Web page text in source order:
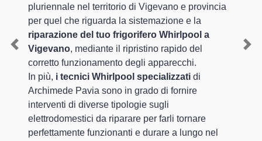
pluriennale nel territorio di Vigevano e provincia
per quel che riguarda la sistemazione e la
riparazione del tuo frigorifero Whirlpool a
Vigevano, mediante il ripristino rapido del
corretto funzionamento degli apparecchi.
In più, i tecnici Whirlpool specializzati di
Archimede Pavia sono in grado di fornire
interventi di diverse tipologie sugli
elettrodomestici da riparare per farli tornare
perfettamente funzionanti e durare a lungo nel
Previous